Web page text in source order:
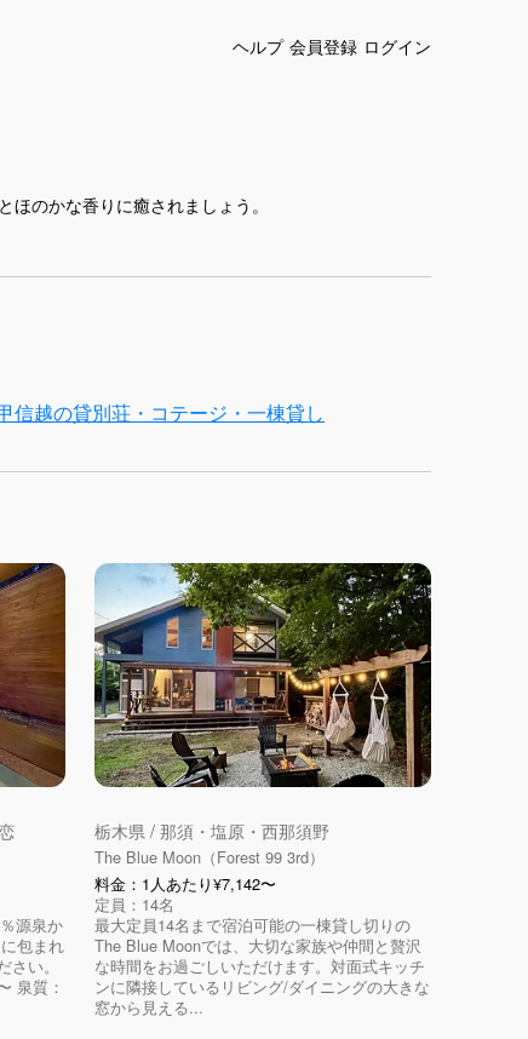
ヘルプ 会員登録 ログイン
のかな香りに癒されましょう。
信越の貸別荘・コテージ・一棟貸し
源泉か
包まれ
い。
泉質：
栃木県 / 那須・塩原・西那須野
The Blue Moon（Forest 99 3rd）
料金：1人あたり¥7,142〜
定員：14名
最大定員14名まで宿泊可能の一棟貸し切りの
The Blue Moonでは、大切な家族や仲間と贅沢
な時間をお過ごしいただけます。対面式キッチ
ンに隣接しているリビング/ダイニングの大きな
窓から見える...